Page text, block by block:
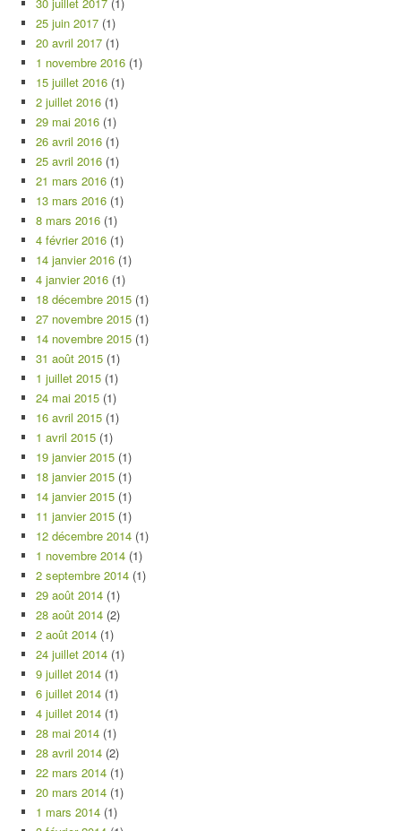
25 juin 2017 (1)
20 avril 2017 (1)
1 novembre 2016 (1)
15 juillet 2016 (1)
2 juillet 2016 (1)
29 mai 2016 (1)
26 avril 2016 (1)
25 avril 2016 (1)
21 mars 2016 (1)
13 mars 2016 (1)
8 mars 2016 (1)
4 février 2016 (1)
14 janvier 2016 (1)
4 janvier 2016 (1)
18 décembre 2015 (1)
27 novembre 2015 (1)
14 novembre 2015 (1)
31 août 2015 (1)
1 juillet 2015 (1)
24 mai 2015 (1)
16 avril 2015 (1)
1 avril 2015 (1)
19 janvier 2015 (1)
18 janvier 2015 (1)
14 janvier 2015 (1)
11 janvier 2015 (1)
12 décembre 2014 (1)
1 novembre 2014 (1)
2 septembre 2014 (1)
29 août 2014 (1)
28 août 2014 (2)
2 août 2014 (1)
24 juillet 2014 (1)
9 juillet 2014 (1)
6 juillet 2014 (1)
4 juillet 2014 (1)
28 mai 2014 (1)
28 avril 2014 (2)
22 mars 2014 (1)
20 mars 2014 (1)
1 mars 2014 (1)